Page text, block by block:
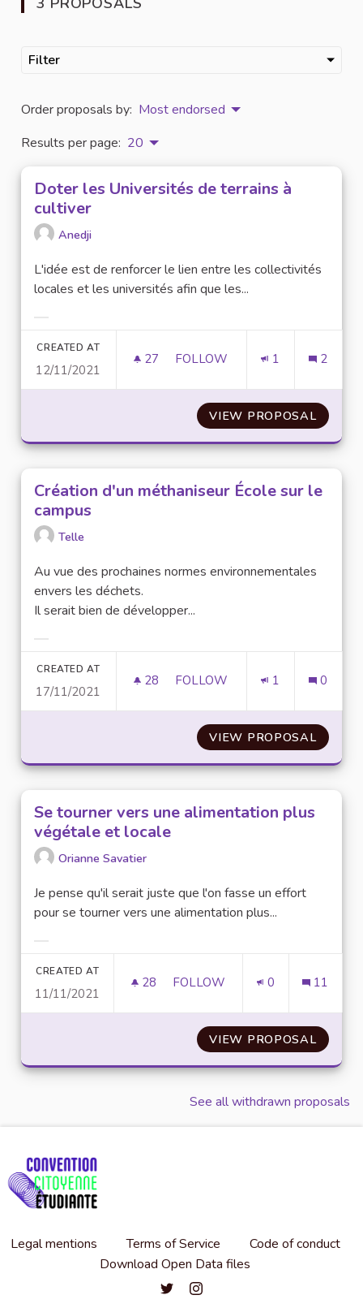
Filter
Order proposals by: Most endorsed
Results per page: 20
Doter les Universités de terrains à
cultiver
Anedji
L'idée est de renforcer le lien entre les collectivités
locales et les universités afin que les...
CREATED AT
12/11/2021
27 27 FOLLOWERS
FOLLOW 1 2
VIEW PROPOSAL
Création d'un méthaniseur École sur le
campus
Telle
Au vue des prochaines normes environnementales
envers les déchets.
Il serait bien de développer...
CREATED AT
17/11/2021
28 28 FOLLOWERS
FOLLOW 1 0
VIEW PROPOSAL
Se tourner vers une alimentation plus
végétale et locale
Orianne Savatier
Je pense qu'il serait juste que l'on fasse un effort
pour se tourner vers une alimentation plus...
CREATED AT
11/11/2021
28 28 FOLLOWERS
FOLLOW 0 11
VIEW PROPOSALSE
See all withdrawn proposals
Legal mentions Terms of Service
Code of conduct
Download Open Data files
Convention citoyenne étudiante
Convention citoyenne